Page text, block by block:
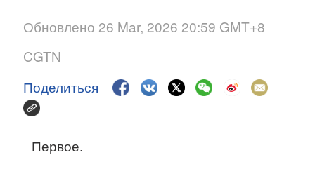
Обновлено 26 Mar, 2026 20:59 GMT+8
CGTN
Поделиться
Первое.